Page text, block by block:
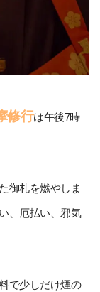
修行は午後7時
御札を燃やしま
、厄払い、邪気
で少しだけ煙の